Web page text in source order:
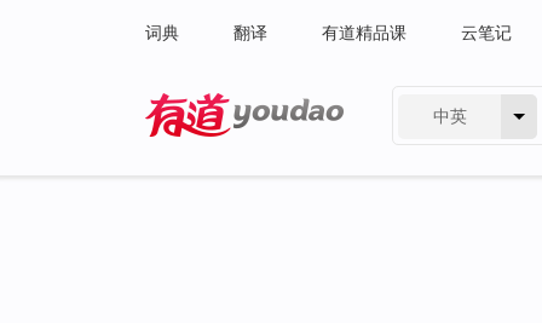
词典 翻译 有道精品课 云笔记
中英